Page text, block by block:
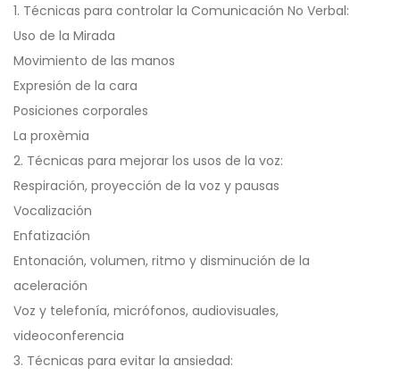
1. Técnicas para controlar la Comunicación No Verbal:
Uso de la Mirada
Movimiento de las manos
Expresión de la cara
Posiciones corporales
La proxèmia
2. Técnicas para mejorar los usos de la voz:
Respiración, proyección de la voz y pausas
Vocalización
Enfatización
Entonación, volumen, ritmo y disminución de la
aceleración
Voz y telefonía, micrófonos, audiovisuales,
videoconferencia
3. Técnicas para evitar la ansiedad: